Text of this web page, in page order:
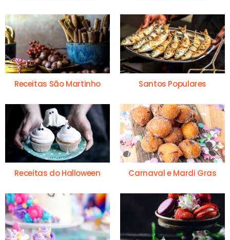
Receitas São Martinho Santos Populares
Receitas do Halloween Carnaval e Mardi Gras